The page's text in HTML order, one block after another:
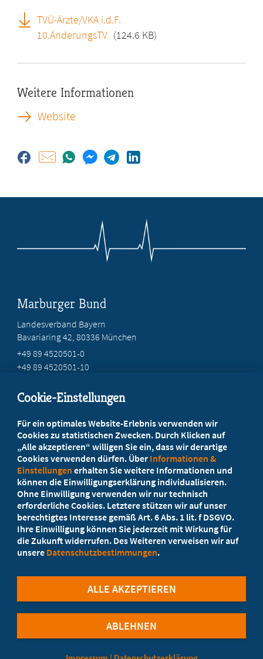
TVÜ-Ärzte/VKA i.d.F.
10.ÄnderungsTV (124.6 KB)
Weitere Informationen
Website
Marburger Bund
Landesverband Bayern
Bavariaring 42, 80336 München
+49 89 4520501-0
+49 89 4520501-10
Ihr Landesverband berät Sie!
Ansprechpartner
Werden Sie jetzt Mitglied
5 Vorteile einer MB-Mitgliedschaft
Cookie-Einstellungen
Für ein optimales Website-Erlebnis verwenden wir
Cookies zu statistischen Zwecken. Durch Klicken auf
„Alle akzeptieren“ willigen Sie ein, dass wir derartige
Cookies verwenden dürfen. Über Informationen &
Einstellungen erhalten Sie weitere Informationen und
können die Einwilligungserklärung individualisieren.
Ohne Einwilligung verwenden wir nur technisch
erforderliche Cookies. Letztere stützen wir auf unser
berechtigtes Interesse gemäß Art. 6 Abs. 1 lit. f DSGVO.
Ihre Einwilligung können Sie jederzeit mit Wirkung für
die Zukunft widerrufen. Des Weiteren verweisen wir auf
unsere Datenschutzbestimmungen.
ABLEHNEN
ALLE AKZEPTIEREN